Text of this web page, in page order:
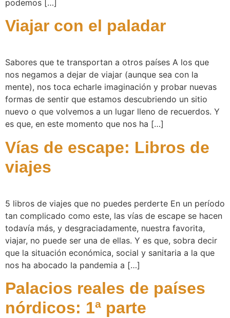
podemos […]
Viajar con el paladar
Sabores que te transportan a otros países A los que
nos negamos a dejar de viajar (aunque sea con la
mente), nos toca echarle imaginación y probar nuevas
formas de sentir que estamos descubriendo un sitio
nuevo o que volvemos a un lugar lleno de recuerdos. Y
es que, en este momento que nos ha […]
Vías de escape: Libros de
viajes
5 libros de viajes que no puedes perderte En un período
tan complicado como este, las vías de escape se hacen
todavía más, y desgraciadamente, nuestra favorita,
viajar, no puede ser una de ellas. Y es que, sobra decir
que la situación económica, social y sanitaria a la que
nos ha abocado la pandemia a […]
Palacios reales de países
nórdicos: 1ª parte